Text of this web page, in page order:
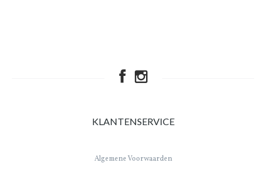
KLANTENSERVICE
Algemene Voorwaarden